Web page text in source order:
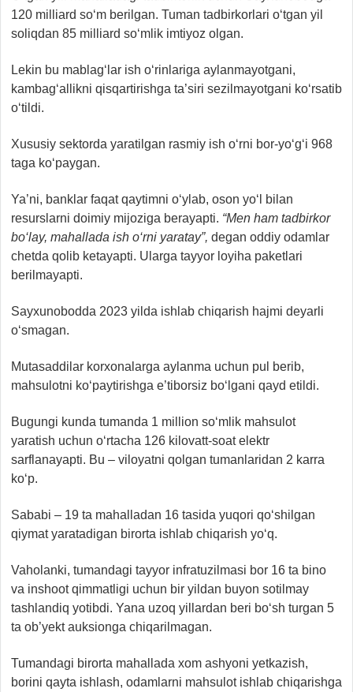
120 milliard so‘m berilgan. Tuman tadbirkorlari o‘tgan yil
soliqdan 85 milliard so‘mlik imtiyoz olgan.
Lekin bu mablag‘lar ish o‘rinlariga aylanmayotgani,
kambag‘allikni qisqartirishga ta’siri sezilmayotgani ko‘rsatib
o‘tildi.
Xususiy sektorda yaratilgan rasmiy ish o‘rni bor-yo‘g‘i 968
taga ko‘paygan.
Ya’ni, banklar faqat qaytimni o‘ylab, oson yo‘l bilan
resurslarni doimiy mijoziga berayapti. “Men ham tadbirkor
bo‘lay, mahallada ish o‘rni yaratay”, degan oddiy odamlar
chetda qolib ketayapti. Ularga tayyor loyiha paketlari
berilmayapti.
Sayxunobodda 2023 yilda ishlab chiqarish hajmi deyarli
o‘smagan.
Mutasaddilar korxonalarga aylanma uchun pul berib,
mahsulotni ko‘paytirishga e’tiborsiz bo‘lgani qayd etildi.
Bugungi kunda tumanda 1 million so‘mlik mahsulot
yaratish uchun o‘rtacha 126 kilovatt-soat elektr
sarflanayapti. Bu – viloyatni qolgan tumanlaridan 2 karra
ko‘p.
Sababi – 19 ta mahalladan 16 tasida yuqori qo‘shilgan
qiymat yaratadigan birorta ishlab chiqarish yo‘q.
Vaholanki, tumandagi tayyor infratuzilmasi bor 16 ta bino
va inshoot qimmatligi uchun bir yildan buyon sotilmay
tashlandiq yotibdi. Yana uzoq yillardan beri bo‘sh turgan 5
ta ob’yekt auksionga chiqarilmagan.
Tumandagi birorta mahallada xom ashyoni yetkazish,
borini qayta ishlash, odamlarni mahsulot ishlab chiqarishga